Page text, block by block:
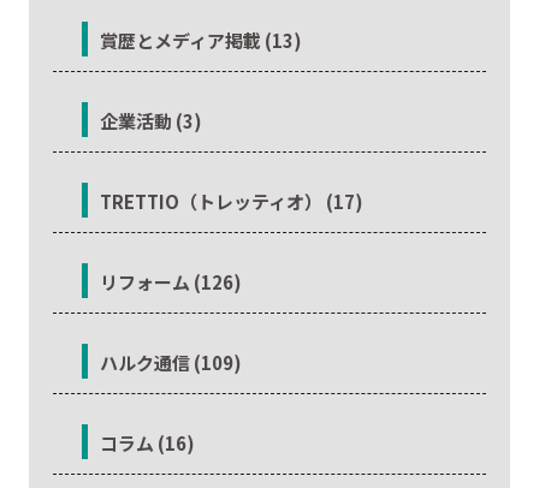
賞歴とメディア掲載 (13)
企業活動 (3)
TRETTIO（トレッティオ） (17)
リフォーム (126)
ハルク通信 (109)
コラム (16)